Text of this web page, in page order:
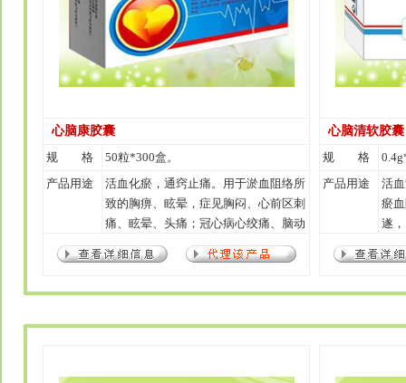
心脑康胶囊
规 格
50粒*300盒。
产品用途
活血化瘀，通窍止痛。用于淤血阻络所
致的胸痹、眩晕，症见胸闷、心前区刺
痛、眩晕、头痛；冠心病心绞痛、脑动
脉硬化见上述证候者。
心脑清软胶囊
规 格
产品用途
活
瘀
遂
心
者。